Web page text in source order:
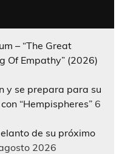
– “The Great
Of Empathy” (2026)
y se prepara para su
“Hempispheres” 6
de su próximo
2026